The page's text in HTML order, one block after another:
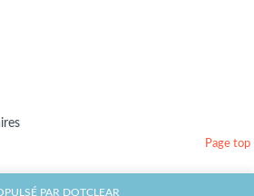
PAR DOTCLEAR
Page top